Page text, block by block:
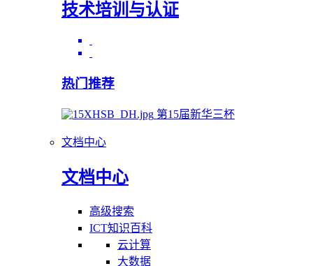
技术培训与认证
热门推荐
第15届新华三杯
文档中心
文档中心
高级搜索
ICT知识百科
云计算
大数据